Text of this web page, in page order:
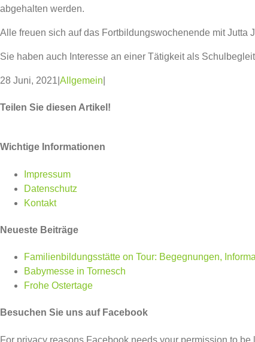
abgehalten werden.
Alle freuen sich auf das Fortbildungswochenende mit Jutta
Sie haben auch Interesse an einer Tätigkeit als
28 Juni, 2021 Allgemein
Teilen Sie diesen Artikel!
Wichtige Informationen
Impressum
Datenschutz
Kontakt
Neueste Beiträge
Familienbildungsstätte on Tour: Begegnungen,
Babymesse in Tornesch
Frohe Ostertage
Besuchen Sie uns auf Facebook
For privacy reasons Facebook needs your permission to